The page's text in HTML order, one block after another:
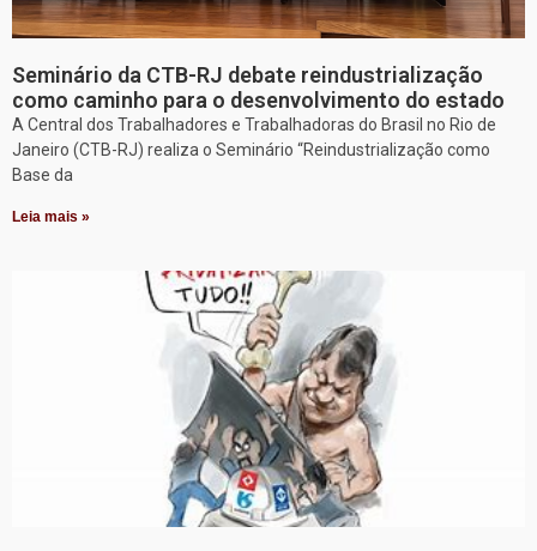
Seminário da CTB-RJ debate reindustrialização
como caminho para o desenvolvimento do estado
A Central dos Trabalhadores e Trabalhadoras do Brasil no Rio de
Janeiro (CTB-RJ) realiza o Seminário “Reindustrialização como
Base da
Leia mais »